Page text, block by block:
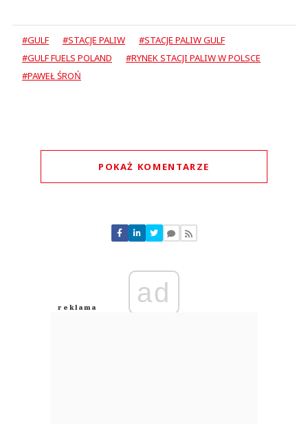
#GULF #STACJE PALIW
#STACJE PALIW GULF
#GULF FUELS POLAND
#RYNEK STACJI PALIW W POLSCE
#PAWEŁ ŚROŃ
POKAŻ KOMENTARZE
Lol
03.08.2026 / 18:36
ad